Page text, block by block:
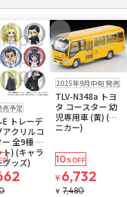
入りに追加
売予定
E トレーデ
アクリルコ
ー 全9種 (9
ト) (キャラ
グッズ)
お気に入りに
販売中
2025年9月中旬 発売
TLV-N348a トヨ
タ コースター 幼
児専用車 (黄) (ミ
ニカー)
10%OFF
¥ 6,732
¥ 7,480